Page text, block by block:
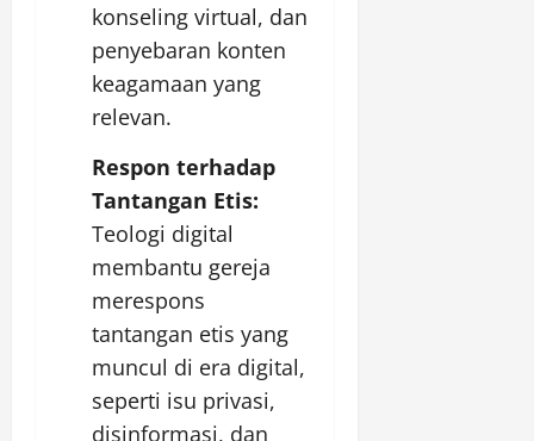
konseling virtual, dan
penyebaran konten
keagamaan yang
relevan.
Respon terhadap
Tantangan Etis:
Teologi digital
membantu gereja
merespons
tantangan etis yang
muncul di era digital,
seperti isu privasi,
disinformasi, dan